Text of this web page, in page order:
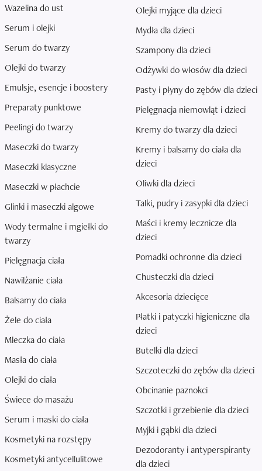
Wazelina do ust
Serum i olejki
Serum do twarzy
Olejki do twarzy
Emulsje, esencje i boostery
Preparaty punktowe
Peelingi do twarzy
Maseczki do twarzy
Maseczki klasyczne
Maseczki w płachcie
Glinki i maseczki algowe
Wody termalne i mgiełki do
twarzy
Pielęgnacja ciała
Nawilżanie ciała
Balsamy do ciała
Żele do ciała
Mleczka do ciała
Masła do ciała
Olejki do ciała
Świece do masażu
Serum i maski do ciała
Kosmetyki na rozstępy
Kosmetyki antycellulitowe
Olejki myjące dla dzieci
Mydła dla dzieci
Szampony dla dzieci
Odżywki do włosów dla dzieci
Pasty i płyny do zębów dla dzieci
Pielęgnacja niemowląt i dzieci
Kremy do twarzy dla dzieci
Kremy i balsamy do ciała dla
dzieci
Oliwki dla dzieci
Talki, pudry i zasypki dla dzieci
Maści i kremy lecznicze dla
dzieci
Pomadki ochronne dla dzieci
Chusteczki dla dzieci
Akcesoria dziecięce
Płatki i patyczki higieniczne dla
dzieci
Butelki dla dzieci
Szczoteczki do zębów dla dzieci
Obcinanie paznokci
Szczotki i grzebienie dla dzieci
Myjki i gąbki dla dzieci
Dezodoranty i antyperspiranty
dla dzieci